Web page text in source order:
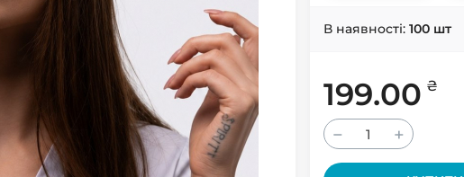
В наявності: 100 шт
199.00 ₴
− +